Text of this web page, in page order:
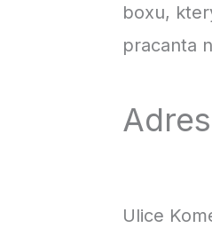
boxu,
pracanta
Ulice